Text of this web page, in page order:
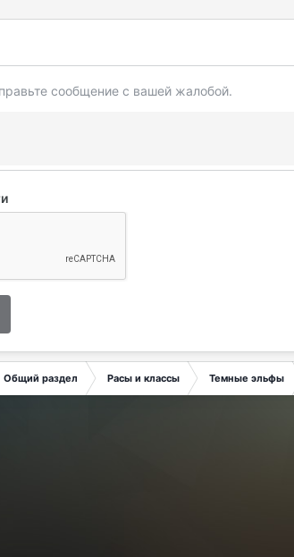
сообщение с вашей жалобой.
Общий раздел Расы и классы Темные эльфы